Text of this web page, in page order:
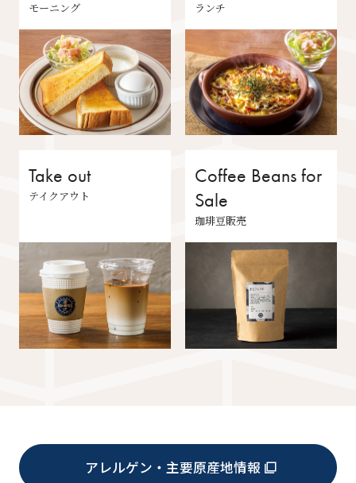
モーニング ランチ
Take out
テイクアウト
Coffee Beans for
Sale
珈琲豆販売
アレルゲン・主要原産地情報